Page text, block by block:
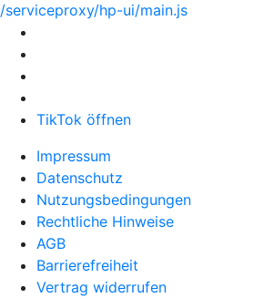
/serviceproxy/hp-ui/main.js
TikTok öffnen
Impressum
Datenschutz
Nutzungsbedingungen
Rechtliche Hinweise
AGB
Barrierefreiheit
Vertrag widerrufen